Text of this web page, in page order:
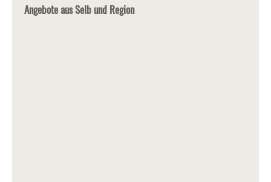
Angebote aus Selb und Region